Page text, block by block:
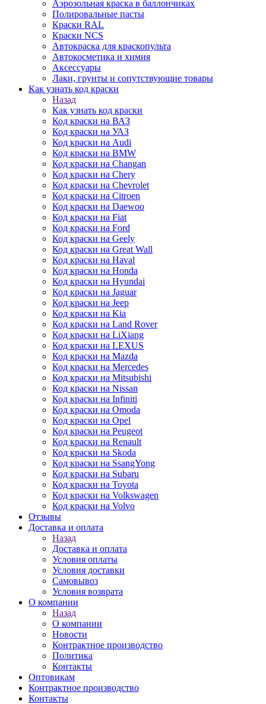
Аэрозольная краска в баллончиках
Полировальные пасты
Краски RAL
Краски NCS
Автокраска для краскопульта
Автокосметика и химия
Аксессуары
Лаки, грунты и сопутствующие товары
Как узнать код краски
Назад
Как узнать код краски
Код краски на ВАЗ
Код краски на УАЗ
Код краски на Audi
Код краски на BMW
Код краски на Changan
Код краски на Chery
Код краски на Chevrolet
Код краски на Citroen
Код краски на Daewoo
Код краски на Fiat
Код краски на Ford
Код краски на Geely
Код краски на Great Wall
Код краски на Haval
Код краски на Honda
Код краски на Hyundai
Код краски на Jaguar
Код краски на Jeep
Код краски на Kia
Код краски на Land Rover
Код краски на LiXiang
Код краски на LEXUS
Код краски на Mazda
Код краски на Mercedes
Код краски на Mitsubishi
Код краски на Nissan
Код краски на Infiniti
Код краски на Omoda
Код краски на Opel
Код краски на Peugeot
Код краски на Renault
Код краски на Skoda
Код краски на SsangYong
Код краски на Subaru
Код краски на Toyota
Код краски на Volkswagen
Код краски на Volvo
Отзывы
Доставка и оплата
Назад
Доставка и оплата
Условия оплаты
Условия доставки
Самовывоз
Условия возврата
О компании
Назад
О компании
Новости
Контрактное производство
Политика
Контакты
Оптовикам
Контрактное производство
Контакты